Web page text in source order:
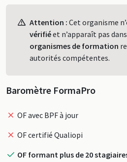
Attention : Cet organisme
vérifiéet n’apparaît pas dans
organismes de formation
autorités compétentes.
Baromètre FormaPro
OF avec BPF à jour
OF certifié Qualiopi
OF formant plus de 20